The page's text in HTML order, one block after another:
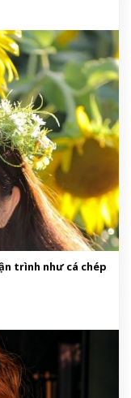
trình như cá chép